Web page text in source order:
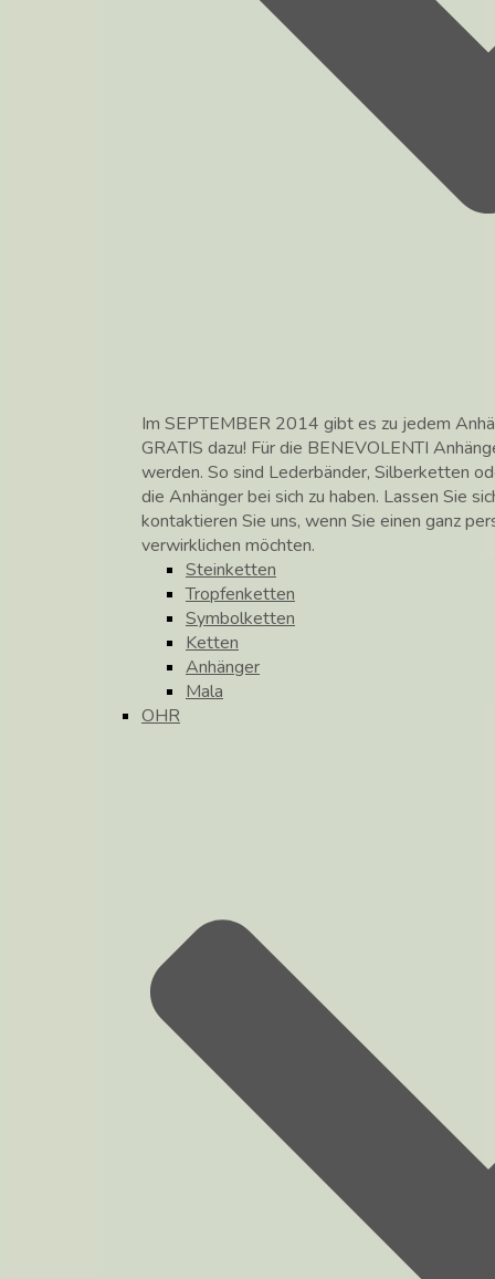
Im SEPTEMBER 2014 gibt es zu jedem
GRATIS dazu! Für die BENEVOLENTI
werden. So sind Lederbänder, Silberketten
die Anhänger bei sich zu haben. Lassen Sie
kontaktieren Sie uns, wenn Sie einen ganz
verwirklichen möchten.
Steinketten
Tropfenketten
Symbolketten
Ketten
Anhänger
Mala
OHR